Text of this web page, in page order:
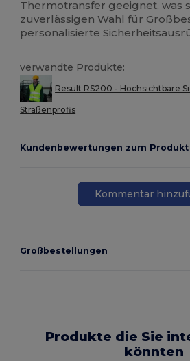
Thermotransfer geeignet, was
zuverlässigen Wahl für
personalisierte
verwandte Produkte:
Result RS200 - Hochsichtbare
Straßenprofis
Kundenbewertungen zum Produkt
Kommentar
Großbestellungen
Produkte die Sie
könnten